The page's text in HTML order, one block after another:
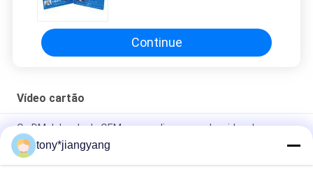
Continue
Vídeo cartão
O oDM dobrado do OEM personalizou o orador video dos
cartões 8Ω 2W
cartão video 1000mAh de 7inch IPS 1024*600 TFT LCD com
tony*jiangyang